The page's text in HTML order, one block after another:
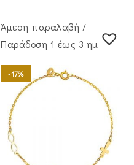
Άμεση παραλαβή /
Παράδoση 1 έως 3 ημέρες
-17%